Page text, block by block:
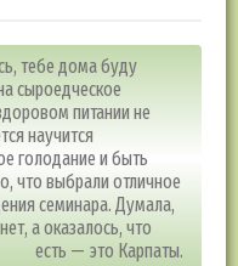
тебе дома буду
сыроедческое
питании не
научится
голодание и быть
что выбрали отличное
семинара. Думала,
а оказалось, что
есть — это Карпаты.